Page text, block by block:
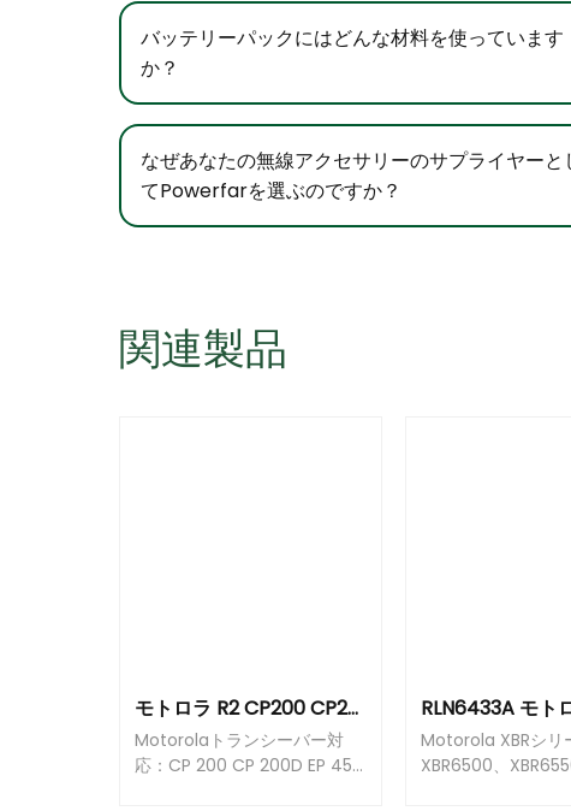
バッテリーパックにはどんな材料を使っています
か？
なぜあなたの無線アクセサリーのサプライヤーと
てPowerfarを選ぶのですか？
関連製品
モトロラ R2 CP200 CP200D EP450 DEP450 CP040 CP160 CP180 CP200XLS PR400 CP140 CP180 ラジオ PMLN7089A ウォーキートーキー電池充電のための PMLN7089 車両旅行車充電器
Motorolaトランシーバー対
応：CP 200 CP 200D EP 450
Motorola XBRシリ
XBR6500、